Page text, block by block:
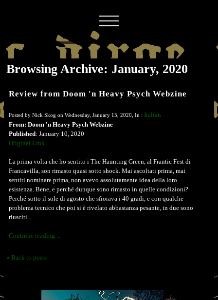
Browsing Archive: January, 2020
Review from Doom 'n Heavy Psych Webzine
Posted by Nick Skog on Wednesday, January 15, 2020, In : Italian
From: Doom 'n Heavy Psych Webzine
Published: January 10, 2020
Original Link
La prima volta che ho sentito i The Haunting Green, al Frantic Fest di
Francavilla, son rimasto quasi sotto shock. Mai ascoltati prima, mai
sentiti nominare prima, non avevo assolutamente idea della loro
esistenza. Bene, e perché dunque sono rimasto in quelle condizioni?
Perché sotto il sole di agosto che sfiorava i 40 gradi, e con qualche
problema tecnico che poi si è rivelato abbastanza pesante, in due sono
riusciti...
Continue reading ...
« Back to posts